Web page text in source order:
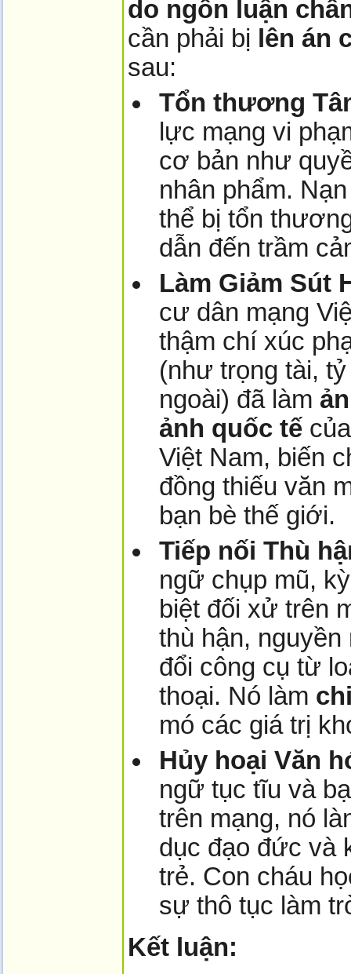
do ngôn luận
cần phải bị lên án
sau:
Tổn thương
lực mạng vi
cơ bản như
nhân phẩm.
thể bị tổn
dẫn đến trầm
Làm Giảm Sút
cư dân mạng
thậm chí xúc
(như trọng tài,
ngoài) đã làm
ảnh quốc tế
Việt Nam, biến
đồng thiếu văn
bạn bè thế giới.
Tiếp nối Thù
ngữ chụp mũ,
biệt đối xử trên
thù hận,
đổi công cụ từ
thoại. Nó làm
mó các giá trị
Hủy hoại Văn
ngữ tục tĩu và
trên mạng, nó
dục đạo đức và
trẻ. Con cháu
sự thô tục làm
Kết luận: